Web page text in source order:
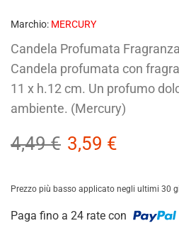
Marchio: MERCURY
Candela Profumata
Candela profumata con
11 x h.12 cm. Un profumo
ambiente. (Mercury)
4,49€ 3,59 €
Prezzo più basso applicato negli ultimi 30
Paga fino a 24 rate con